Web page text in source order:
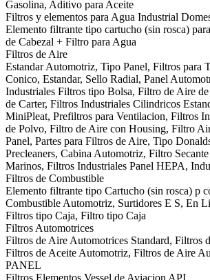
Gasolina, Aditivo para Aceite
Filtros y elementos para Agua Industrial
Elemento filtrante tipo cartucho (sin rosca)
de Cabezal + Filtro para Agua
Filtros de Aire
Estandar Automotriz, Tipo Panel, Filtros para
Conico, Estandar, Sello Radial, Panel
Industriales Filtros tipo Bolsa, Filtro de Aire
de Carter, Filtros Industriales Cilindricos
MiniPleat, Prefiltros para Ventilacion, Filtros
de Polvo, Filtro de Aire con Housing, Filtro
Panel, Partes para Filtros de Aire, Tipo
Precleaners, Cabina Automotriz, Filtro
Marinos, Filtros Industriales Panel HEPA,
Filtros de Combustible
Elemento filtrante tipo Cartucho (sin rosca) p
Combustible Automotriz, Surtidores E S, En
Filtros tipo Caja, Filtro tipo Caja
Filtros Automotrices
Filtros de Aire Automotrices Standard, Filtros
Filtros de Aceite Automotriz, Filtros de Aire
PANEL